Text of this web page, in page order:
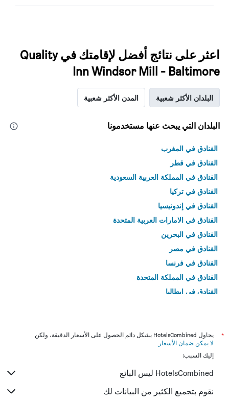
اعثر على نتائج أفضل لإقامتك في Quality
Inn Windsor Mill - Baltimore
البلدان الأكثر شعبية المدن الأكثر شعبية
البلدان التي يبحث عنها مستخدمونا
الفنادق في المغرب
الفنادق في قطر
الفنادق في المملكة العربية السعودية
الفنادق في تركيا
الفنادق في إندونيسيا
الفنادق في الامارات العربية المتحدة
الفنادق في البحرين
الفنادق في مصر
الفنادق في فرنسا
الفنادق في المملكة المتحدة
الفنادق في إيطاليا
*
يحاول HotelsCombined بشكل دائم الحصول على الأسعار الدقيقة، ولكن
لا يمكن ضمان الأسعار .
إليك السبب:
HotelsCombined ليس البائع
نقوم بتجميع الكثير من البيانات لك